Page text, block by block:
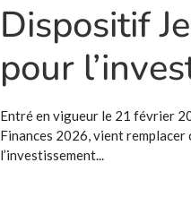
Dispositif
pour
Entré en vigueur le 21 février
Finances 2026, vient
l’investissement...